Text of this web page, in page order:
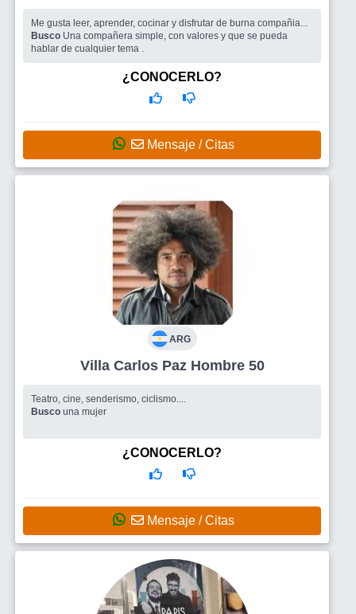
Me gusta leer, aprender, cocinar y disfrutar de burna compañia...
Busco Una compañera simple, con valores y que se pueda
hablar de cualquier tema .
¿CONOCERLO?
Mensaje / Citas
ARG
Villa Carlos Paz Hombre 50
Teatro, cine, senderismo, ciclismo....
Busco una mujer
¿CONOCERLO?
Mensaje / Citas